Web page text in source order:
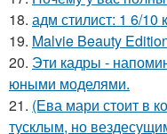
18. адм стилист: 1 6/10
19. Malvie Beauty
20. Эти кадры -
юными моделями.
21. (Ева мари стоит в
тусклым, но